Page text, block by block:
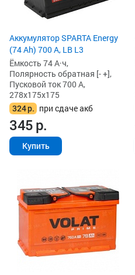
Аккумулятор SPARTA Energy
(74 Ah) 700 А, LB L3
Ёмкость 74 А·ч,
Полярность обратная [- +],
Пусковой ток 700 А,
278x175x175
324р. при сдаче акб
345р.
Купить